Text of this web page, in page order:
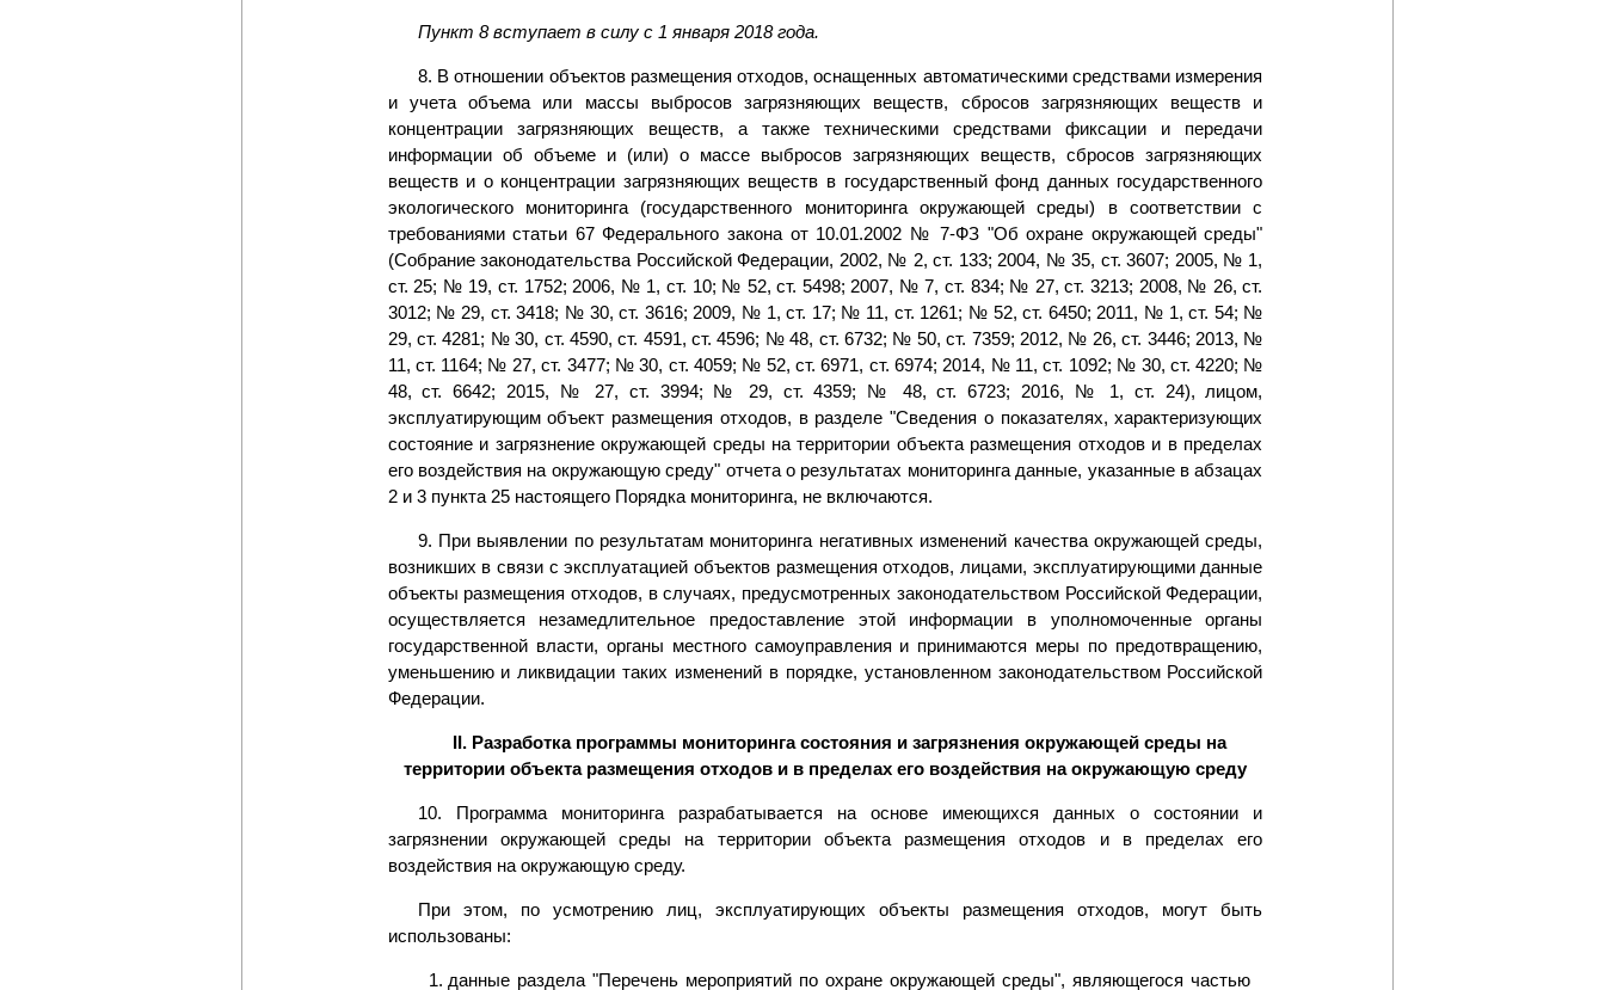
Пункт 8 вступает в силу с 1 января 2018 года.
8. В отношении объектов размещения отходов, оснащенных автоматическими средствами измерения
и учета объема или массы выбросов загрязняющих веществ, сбросов загрязняющих веществ и
концентрации загрязняющих веществ, а также техническими средствами фиксации и передачи
информации об объеме и (или) о массе выбросов загрязняющих веществ, сбросов загрязняющих
веществ и о концентрации загрязняющих веществ в государственный фонд данных государственного
экологического мониторинга (государственного мониторинга окружающей среды) в соответствии с
требованиями статьи 67 Федерального закона от 10.01.2002 № 7-ФЗ "Об охране окружающей среды"
(Собрание законодательства Российской Федерации, 2002, № 2, ст. 133; 2004, № 35, ст. 3607; 2005, № 1,
ст. 25; № 19, ст. 1752; 2006, № 1, ст. 10; № 52, ст. 5498; 2007, № 7, ст. 834; № 27, ст. 3213; 2008, № 26, ст.
3012; № 29, ст. 3418; № 30, ст. 3616; 2009, № 1, ст. 17; № 11, ст. 1261; № 52, ст. 6450; 2011, № 1, ст. 54; №
29, ст. 4281; № 30, ст. 4590, ст. 4591, ст. 4596; № 48, ст. 6732; № 50, ст. 7359; 2012, № 26, ст. 3446; 2013, №
11, ст. 1164; № 27, ст. 3477; № 30, ст. 4059; № 52, ст. 6971, ст. 6974; 2014, № 11, ст. 1092; № 30, ст. 4220; №
48, ст. 6642; 2015, № 27, ст. 3994; № 29, ст. 4359; № 48, ст. 6723; 2016, № 1, ст. 24), лицом,
эксплуатирующим объект размещения отходов, в разделе "Сведения о показателях, характеризующих
состояние и загрязнение окружающей среды на территории объекта размещения отходов и в пределах
его воздействия на окружающую среду" отчета о результатах мониторинга данные, указанные в абзацах
2 и 3 пункта 25 настоящего Порядка мониторинга, не включаются.
9. При выявлении по результатам мониторинга негативных изменений качества окружающей среды,
возникших в связи с эксплуатацией объектов размещения отходов, лицами, эксплуатирующими данные
объекты размещения отходов, в случаях, предусмотренных законодательством Российской Федерации,
осуществляется незамедлительное предоставление этой информации в уполномоченные органы
государственной власти, органы местного самоуправления и принимаются меры по предотвращению,
уменьшению и ликвидации таких изменений в порядке, установленном законодательством Российской
Федерации.
II. Разработка программы мониторинга состояния и загрязнения окружающей среды на
территории объекта размещения отходов и в пределах его воздействия на окружающую среду
10. Программа мониторинга разрабатывается на основе имеющихся данных о состоянии и
загрязнении окружающей среды на территории объекта размещения отходов и в пределах его
воздействия на окружающую среду.
При этом, по усмотрению лиц, эксплуатирующих объекты размещения отходов, могут быть
использованы:
данные раздела "Перечень мероприятий по охране окружающей среды", являющегося частью